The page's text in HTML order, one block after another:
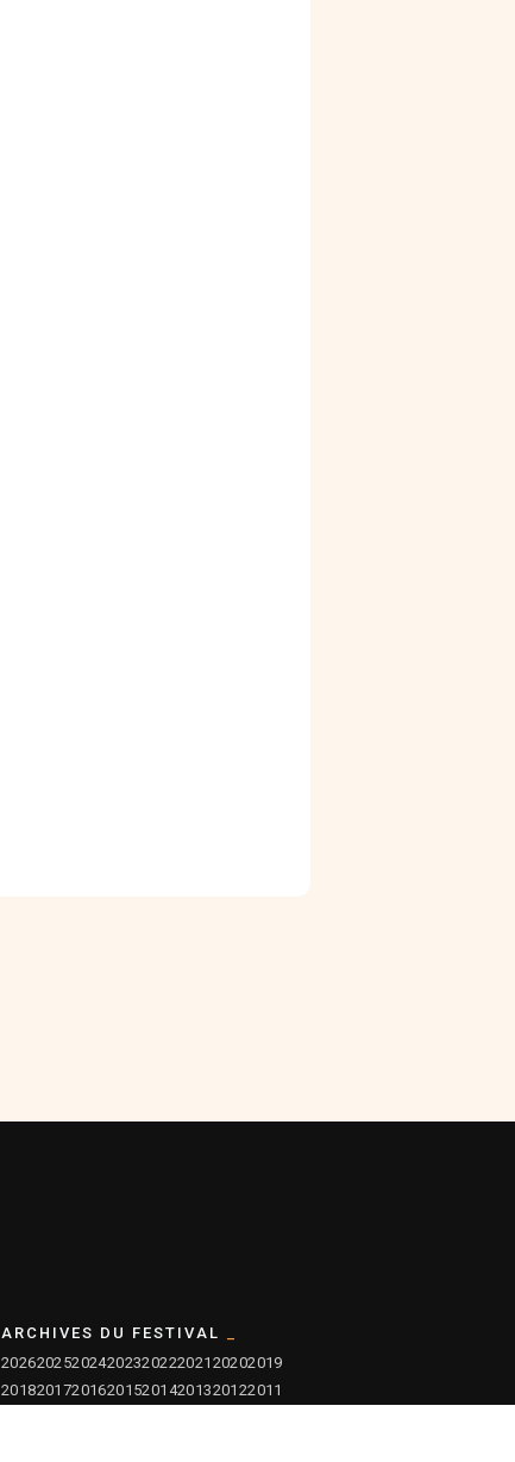
ARCHIVES DU FESTIVAL
202620252024202320222021 20202019
20182017201620152014201320122011